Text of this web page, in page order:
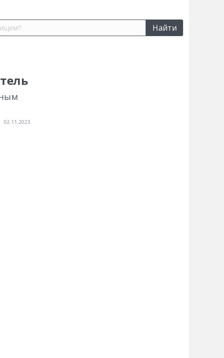
Найти
02.11.2023